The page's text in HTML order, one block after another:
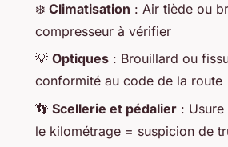
❄️ Climatisation : Air tiède ou
compresseur à vérifier
💡 Optiques : Brouillard ou
conformité au code de la route
👣 Scellerie et pédalier :
le kilométrage = suspicion de